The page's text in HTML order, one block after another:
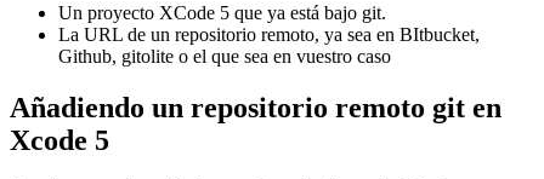
Un proyecto XCode 5 que ya está bajo git.
La URL de un repositorio remoto, ya sea en BItbucket,
Github, gitolite o el que sea en vuestro caso
Añadiendo un repositorio remoto git en
Xcode 5